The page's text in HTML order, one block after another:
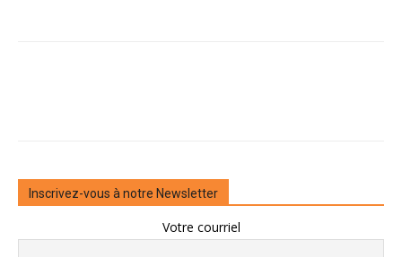
Inscrivez-vous à notre Newsletter
Votre courriel